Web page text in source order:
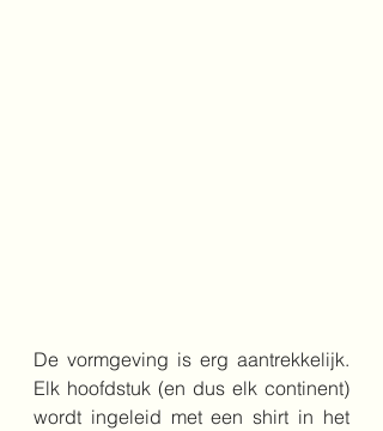
De vormgeving is erg aantrekkelijk.
Elk hoofdstuk (en dus elk continent)
wordt ingeleid met een shirt in het